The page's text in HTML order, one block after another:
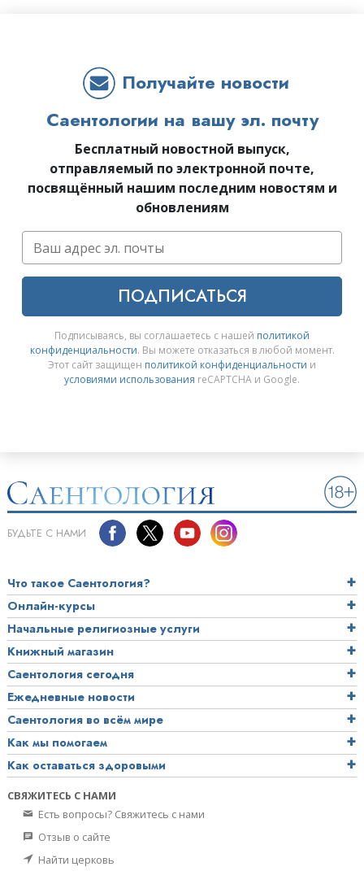
Получайте новости
Саентологии на вашу эл. почту
Бесплатный новостной выпуск,
отправляемый по электронной почте,
посвящённый нашим последним новостям и
обновлениям
ПОДПИСАТЬСЯ
Подписываясь, вы соглашаетесь с нашей политикой
конфиденциальности. Вы можете отказаться в любой момент.
Этот сайт защищен политикой конфиденциальности и
условиями использования reCAPTCHA и Google.
БУДЬТЕ С НАМИ
Что такое Саентология?
Онлайн-курсы
Начальные религиозные услуги
Книжный магазин
Саентология сегодня
Ежедневные новости
Саентология во всём мире
Как мы помогаем
Как оставаться здоровыми
СВЯЖИТЕСЬ С НАМИ
Есть вопросы? Свяжитесь с нами
Отзыв о сайте
Найти церковь